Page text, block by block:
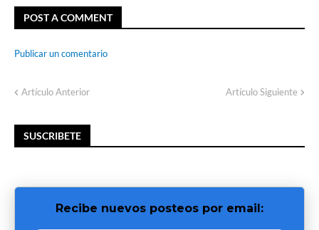
POST A COMMENT
Publicar un comentario
Artículo Anterior Artículo Siguiente
SUSCRIBETE
Recibe nuevos posteos por email: